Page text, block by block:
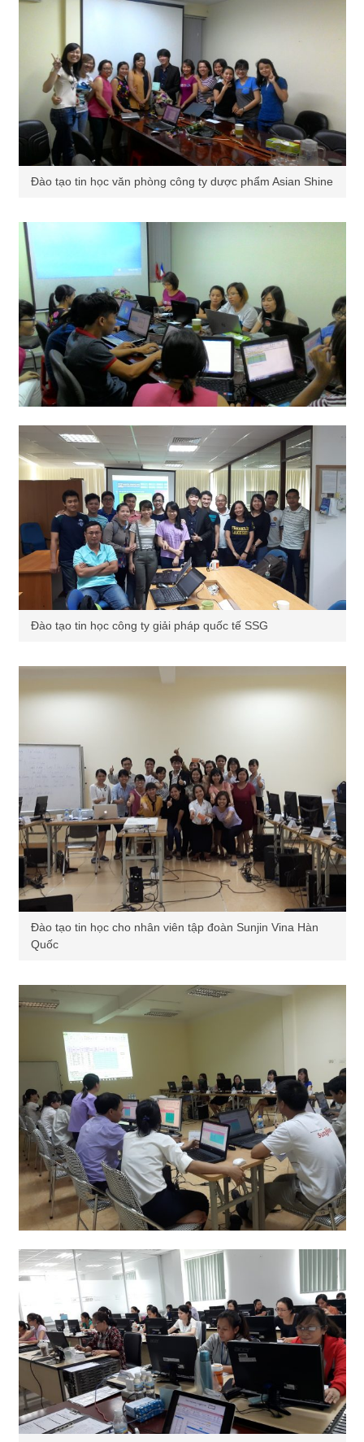
Đào tạo tin học văn phòng công ty dược phẩm Asian Shine
Đào tạo tin học công ty giải pháp quốc tế SSG
Đào tạo tin học cho nhân viên tập đoàn Sunjin Vina Hàn
Quốc